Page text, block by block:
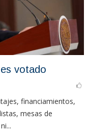
votado
financiamientos,
mesas de